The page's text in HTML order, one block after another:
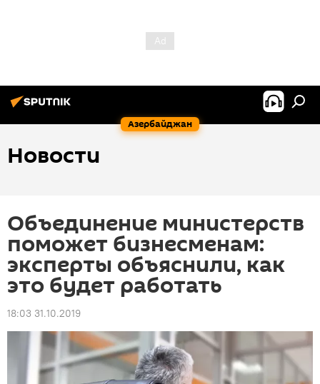
Азербайджан
Новости
Объединение министерств
поможет бизнесменам:
эксперты объяснили, как
это будет работать
18:03 31.10.2019